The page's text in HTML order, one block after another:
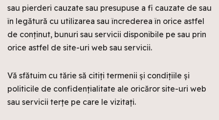
sau pierderi cauzate sau presupuse a fi cauzate de sau
în legătură cu utilizarea sau încrederea în orice astfel
de conținut, bunuri sau servicii disponibile pe sau prin
orice astfel de site-uri web sau servicii.
Vă sfătuim cu tărie să citiți termenii și condițiile și
politicile de confidențialitate ale oricăror site-uri web
sau servicii terțe pe care le vizitați.